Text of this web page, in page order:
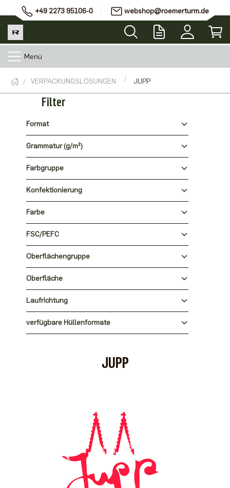
+49 2273 95106-0 webshop@roemerturm.de
Menü
VERPACKUNGSLÖSUNGEN JUPP
Filter
Format
Grammatur (g/m²)
Farbgruppe
Konfektionierung
Farbe
FSC/PEFC
Oberflächengruppe
Oberfläche
Laufrichtung
verfügbare Hüllenformate
JUPP